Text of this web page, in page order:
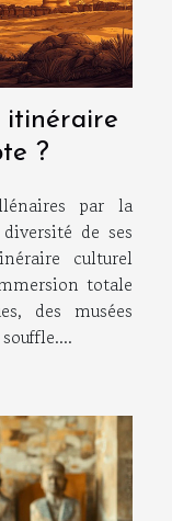
itinéraire
?
par la
de ses
culturel
totale
des musées